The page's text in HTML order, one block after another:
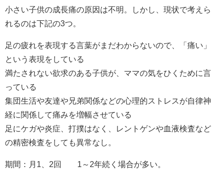
小さい子供の成長痛の原因は不明。しかし、現状で考えら
れるのは下記の3つ。
足の疲れを表現する言葉がまだわからないので、「痛い」
という表現をしている
満たされない欲求のある子供が、ママの気をひくために言
っている
集団生活や友達や兄弟関係などの心理的ストレスが自律神
経に関係して痛みを増幅させている
足にケガや炎症、打撲はなく、レントゲンや血液検査など
の精密検査をしても異常なし。
期間：月1、2回 1～2年続く場合が多い。